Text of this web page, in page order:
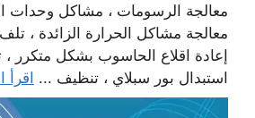
معالجة الرسومات ، مشاكل وحدات
معالجة مشاكل الحرارة الزائدة ،
إعادة اقلاع الحاسوب بشكل متكرر ،
استبدال بور سبلاي ، تنظيف ... اقرأ